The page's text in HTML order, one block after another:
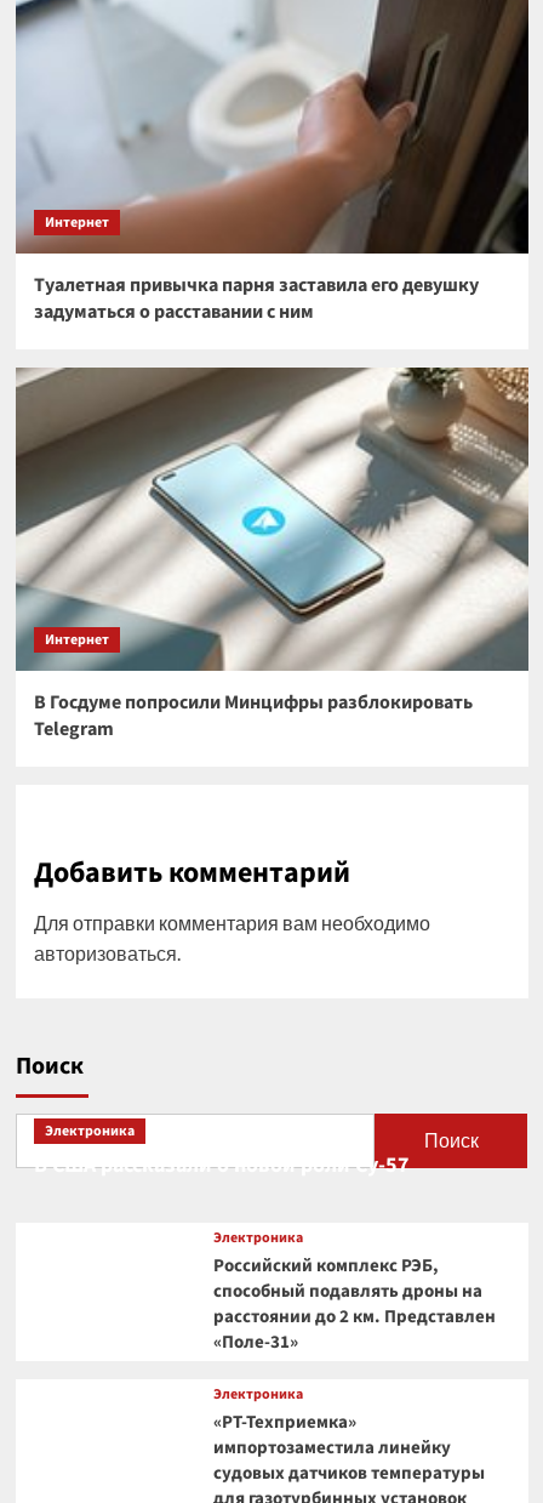
Интернет
Туалетная привычка парня заставила его девушку
задуматься о расставании с ним
Интернет
В Госдуме попросили Минцифры разблокировать
Telegram
Добавить комментарий
Для отправки комментария вам необходимо
авторизоваться
Поиск
Поиск
Электроника
В США рассказали о новой роли Су-57
Электроника
Российский комплекс РЭБ,
способный подавлять дроны на
расстоянии до 2 км. Представлен
«Поле-31»
Электроника
«РТ-Техприемка»
импортозаместила линейку
судовых датчиков температуры